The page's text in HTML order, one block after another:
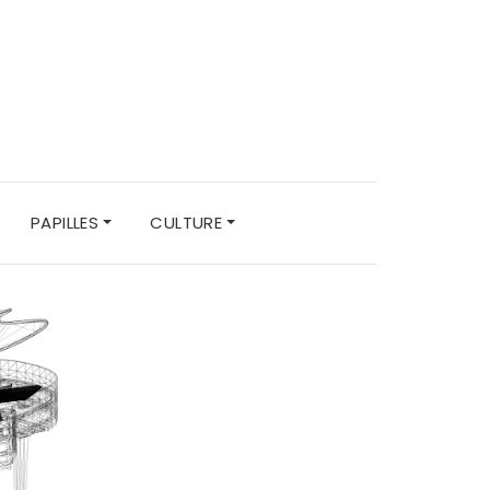
PAPILLES CULTURE